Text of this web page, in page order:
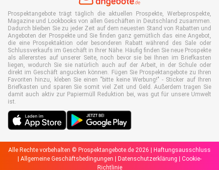
Prospektangebote trägt täglich die aktuellen Prospekte, Werbeprospekte,
Magazine und Lookbooks von allen Geschäften in Deutschland zusammen.
Dadurch bleiben Sie zu jeder Zeit auf dem neuesten Stand von Rabatten und
Angeboten der Prospekte und Sie finden ganz gemütlich das eine Angebot,
die eine Prospektaktion oder besonderen Rabatt während des Sale oder
Schlussverkaufs im Geschäft in Ihrer Nähe. Häufig finden Sie neue Prospekte
als allererstes auf unserer Seite, noch bevor sie bei Ihnen im Briefkasten
liegen, wodurch Sie sie natürlich auch auf der Arbeit, in der Schule oder
direkt im Geschäft angucken können. Fügen Sie Prospektangebote zu Ihren
Favoriten hinzu, kleben Sie einen "bitte keine Werbung!" - Sticker auf Ihren
Briefkasten und sparen Sie somit viel Zeit und Geld. Außerdem tragen Sie
damit auch aktiv zur Papiermüll Reduktion bei, was gut für unsere Umwelt
ist.
Alle Rechte vorbehalten © Prospektangebote.de 2026 |
Haftungsausschluss
Allgemeine Geschäftsbedingungen Datenschutzerklärung
Cookie-
Richtlinie